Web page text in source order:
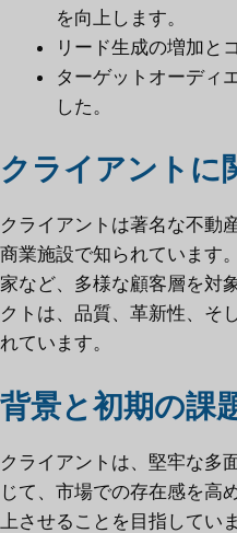
を向上します。
リード生成の増加と
ターゲットオーディ
した。
クライアントに
クライアントは著名な不動
商業施設で知られています
家など、多様な顧客層を対
クトは、品質、革新性、そ
れています。
背景と初期の課
クライアントは、堅牢な多
じて、市場での存在感を高
上させることを目指して